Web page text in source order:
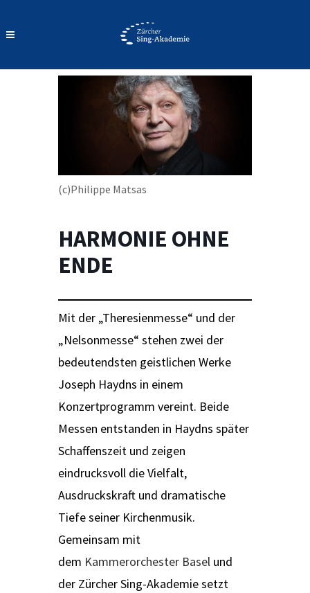
(c)Philippe Matsas
HARMONIE OHNE
ENDE
Mit der „Theresienmesse“ und der
„Nelsonmesse“ stehen zwei der
bedeutendsten geistlichen Werke
Joseph Haydns in einem
Konzertprogramm vereint. Beide
Messen entstanden in Haydns später
Schaffenszeit und zeigen
eindrucksvoll die Vielfalt,
Ausdruckskraft und dramatische
Tiefe seiner Kirchenmusik.
Gemeinsam mit
dem Kammerorchester Basel und
der Zürcher Sing-Akademie setzt